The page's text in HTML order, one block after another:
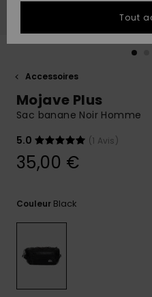
conversation
plus rapide
à votre
Démarrer
Accessoires
Mojave Plus
Sac banane Noir Homme
5.0
(1 Avis)
35,00 €
Couleur Black
Tout